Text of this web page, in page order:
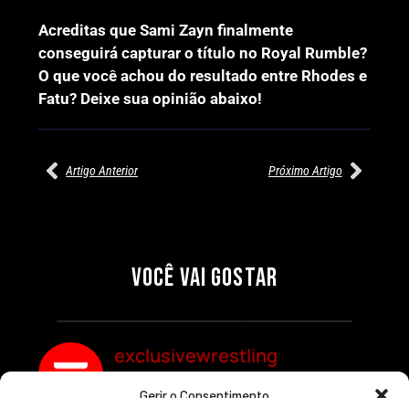
Acreditas que Sami Zayn finalmente
conseguirá capturar o título no Royal Rumble?
O que você achou do resultado entre Rhodes e
Fatu? Deixe sua opinião abaixo!
Artigo Anterior Próximo Artigo
VOCÊ VAI GOSTAR
SEGMENTOS A NÃO PERDER
Por exclusivewrestling
MUNDIAL FEMININO NA AEW
REDEMPTION
Por exclusivewrestling
exclusivewrestling